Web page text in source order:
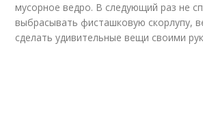
Детские поделки
мусорное ведро. В следующий раз не
выбрасывать фисташковую скорлупу,
сделать удивительные вещи своими